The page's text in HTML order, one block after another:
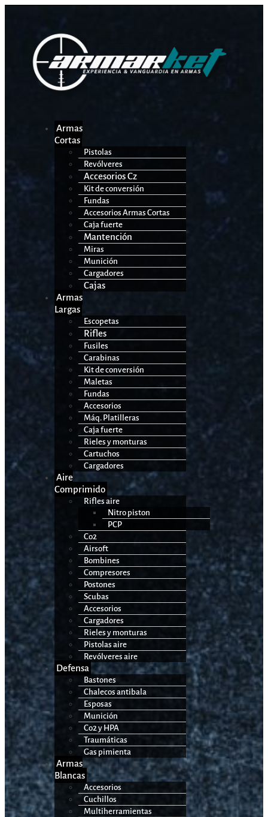
Armas
Cortas
Pistolas
Revólveres
Accesorios Cz
Kit de conversión
Fundas
Accesorios Armas Cortas
Caja fuerte
Mantención
Miras
Munición
Cargadores
Cajas
Armas
Largas
Escopetas
Rifles
Fusiles
Carabinas
Kit de conversión
Maletas
Fundas
Accesorios
Máq. Platilleras
Caja fuerte
Rieles y monturas
Cartuchos
Cargadores
Aire
Comprimido
Rifles aire
Nitro piston
PCP
Co2
Airsoft
Bombines
Compresores
Postones
Scubas
Accesorios
Cargadores
Rieles y monturas
Pistolas aire
Revólveres aire
Defensa
Bastones
Chalecos antibala
Esposas
Munición
Co2 y HPA
Traumáticas
Gas pimienta
Armas
Blancas
Accesorios
Cuchillos
Multiherramientas